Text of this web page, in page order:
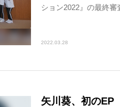
ション2022』の最終審
2022.03.28
矢川葵、初のEP